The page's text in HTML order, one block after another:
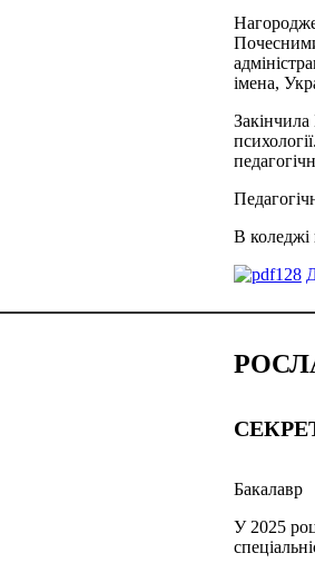
імена,
В коледжі
Бакалавр
У 2025